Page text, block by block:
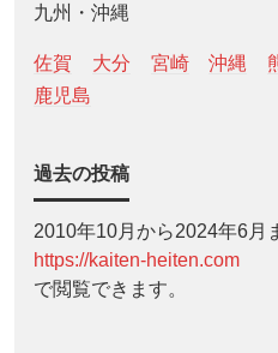
九州・沖縄
佐賀 大分 宮崎 沖縄
鹿児島
過去の投稿
2010年10月から2024年6月
https://kaiten-heiten.com
で閲覧できます。